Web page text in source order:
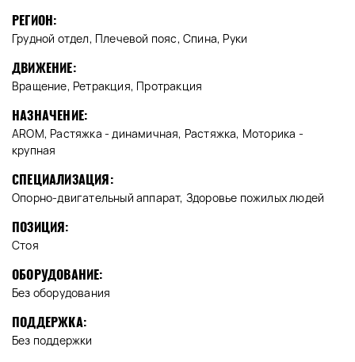
РЕГИОН:
Грудной отдел, Плечевой пояс, Спина, Руки
ДВИЖЕНИЕ:
Вращение, Ретракция, Протракция
НАЗНАЧЕНИЕ:
AROM, Растяжка - динамичная, Растяжка, Моторика -
крупная
СПЕЦИАЛИЗАЦИЯ:
Опорно-двигательный аппарат, Здоровье пожилых людей
ПОЗИЦИЯ:
Стоя
ОБОРУДОВАНИЕ:
Без оборудования
ПОДДЕРЖКА:
Без поддержки